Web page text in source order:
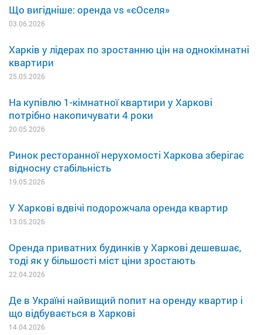
Що вигідніше: оренда vs «єОселя»
03.06.2026
Харків у лідерах по зростанню цін на однокімнатні
квартири
25.05.2026
На купівлю 1-кімнатної квартири у Харкові
потрібно накопичувати 4 роки
20.05.2026
Ринок ресторанної нерухомості Харкова зберігає
відносну стабільність
19.05.2026
У Харкові вдвічі подорожчала оренда квартир
13.05.2026
Оренда приватних будинків у Харкові дешевшає,
тоді як у більшості міст ціни зростають
22.04.2026
Де в Україні найвищий попит на оренду квартир і
що відбувається в Харкові
14.04.2026